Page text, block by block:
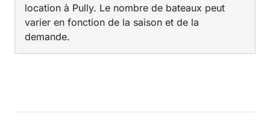
location à Pully. Le nombre de bateaux peut
varier en fonction de la saison et de la
demande.